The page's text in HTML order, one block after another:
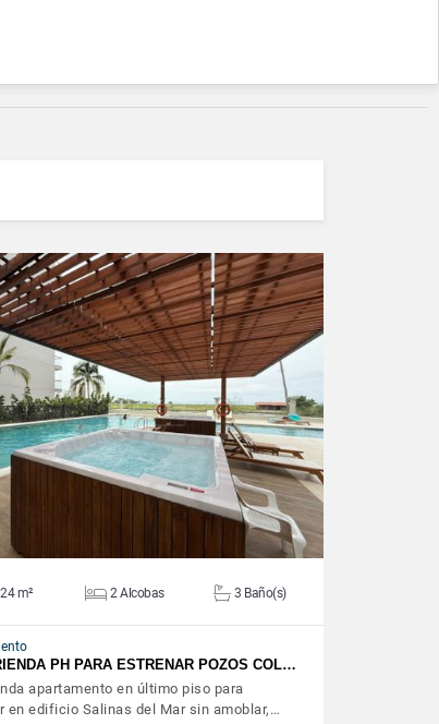
VER DETALLES
m² 2 Alcobas 3 Baño(s)
PH PARA ESTRENAR POZOS COL…
apartamento en último piso para
en edificio Salinas del Mar sin amoblar,…